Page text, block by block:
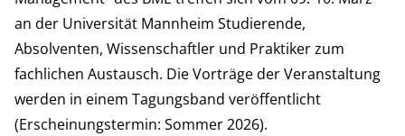
an der Universität Mannheim Studierende,
Absolventen, Wissenschaftler und Praktiker zum
fachlichen Austausch. Die Vorträge der Veranstaltung
werden in einem Tagungsband veröffentlicht
(Erscheinungstermin: Sommer 2026).